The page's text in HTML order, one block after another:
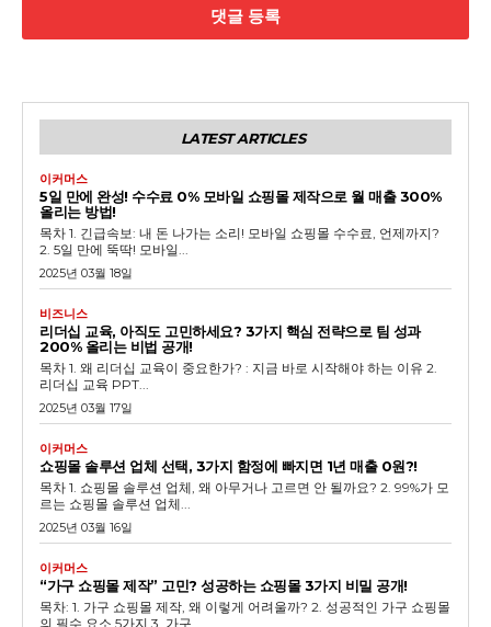
LATEST ARTICLES
이커머스
5일 만에 완성! 수수료 0% 모바일 쇼핑몰 제작으로 월 매출 300%
올리는 방법!
목차 1. 긴급속보: 내 돈 나가는 소리! 모바일 쇼핑몰 수수료, 언제까지?
2. 5일 만에 뚝딱! 모바일...
2025년 03월 18일
비즈니스
리더십 교육, 아직도 고민하세요? 3가지 핵심 전략으로 팀 성과
200% 올리는 비법 공개!
목차 1. 왜 리더십 교육이 중요한가? : 지금 바로 시작해야 하는 이유 2.
리더십 교육 PPT...
2025년 03월 17일
이커머스
쇼핑몰 솔루션 업체 선택, 3가지 함정에 빠지면 1년 매출 0원?!
목차 1. 쇼핑몰 솔루션 업체, 왜 아무거나 고르면 안 될까요? 2. 99%가 모
르는 쇼핑몰 솔루션 업체...
2025년 03월 16일
이커머스
“가구 쇼핑몰 제작” 고민? 성공하는 쇼핑몰 3가지 비밀 공개!
목차: 1. 가구 쇼핑몰 제작, 왜 이렇게 어려울까? 2. 성공적인 가구 쇼핑몰
의 필수 요소 5가지 3. 가구...